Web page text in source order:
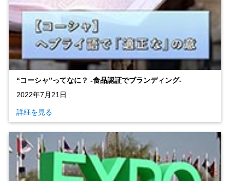
“コーシャ”ってなに？ ‐食品認証でブランディング‐
2022年7月21日
詳細を見る